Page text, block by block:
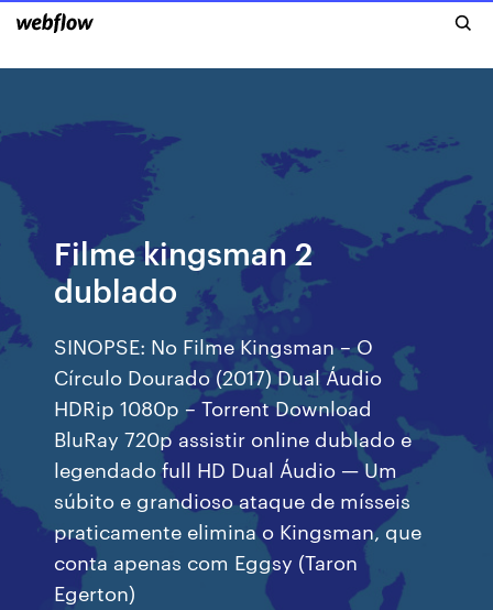
Filme kingsman 2
dublado
SINOPSE: No Filme Kingsman – O
Círculo Dourado (2017) Dual Áudio
HDRip 1080p – Torrent Download
BluRay 720p assistir online dublado e
legendado full HD Dual Áudio — Um
súbito e grandioso ataque de mísseis
praticamente elimina o Kingsman, que
conta apenas com Eggsy (Taron
Egerton)